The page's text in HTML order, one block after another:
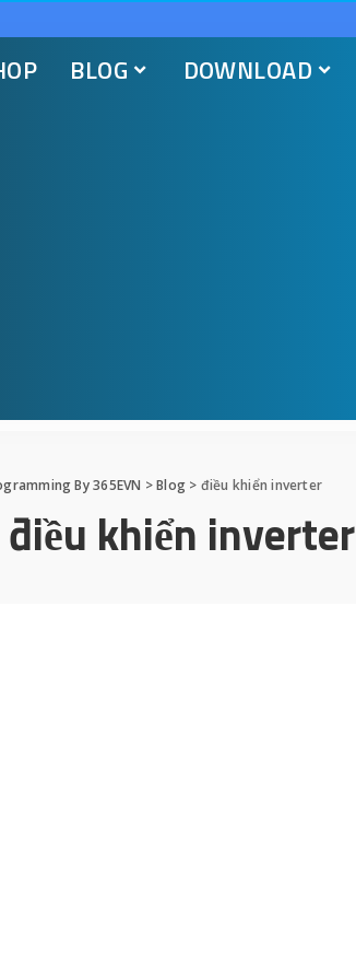
BLOG DOWNLOAD
By 365EVN >Blog > điều khiển inverter
điều khiển inverter